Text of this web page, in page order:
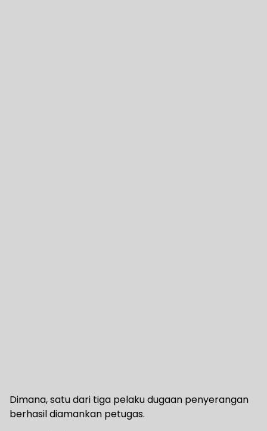
Dimana, satu dari tiga pelaku dugaan penyerangan
berhasil diamankan petugas.